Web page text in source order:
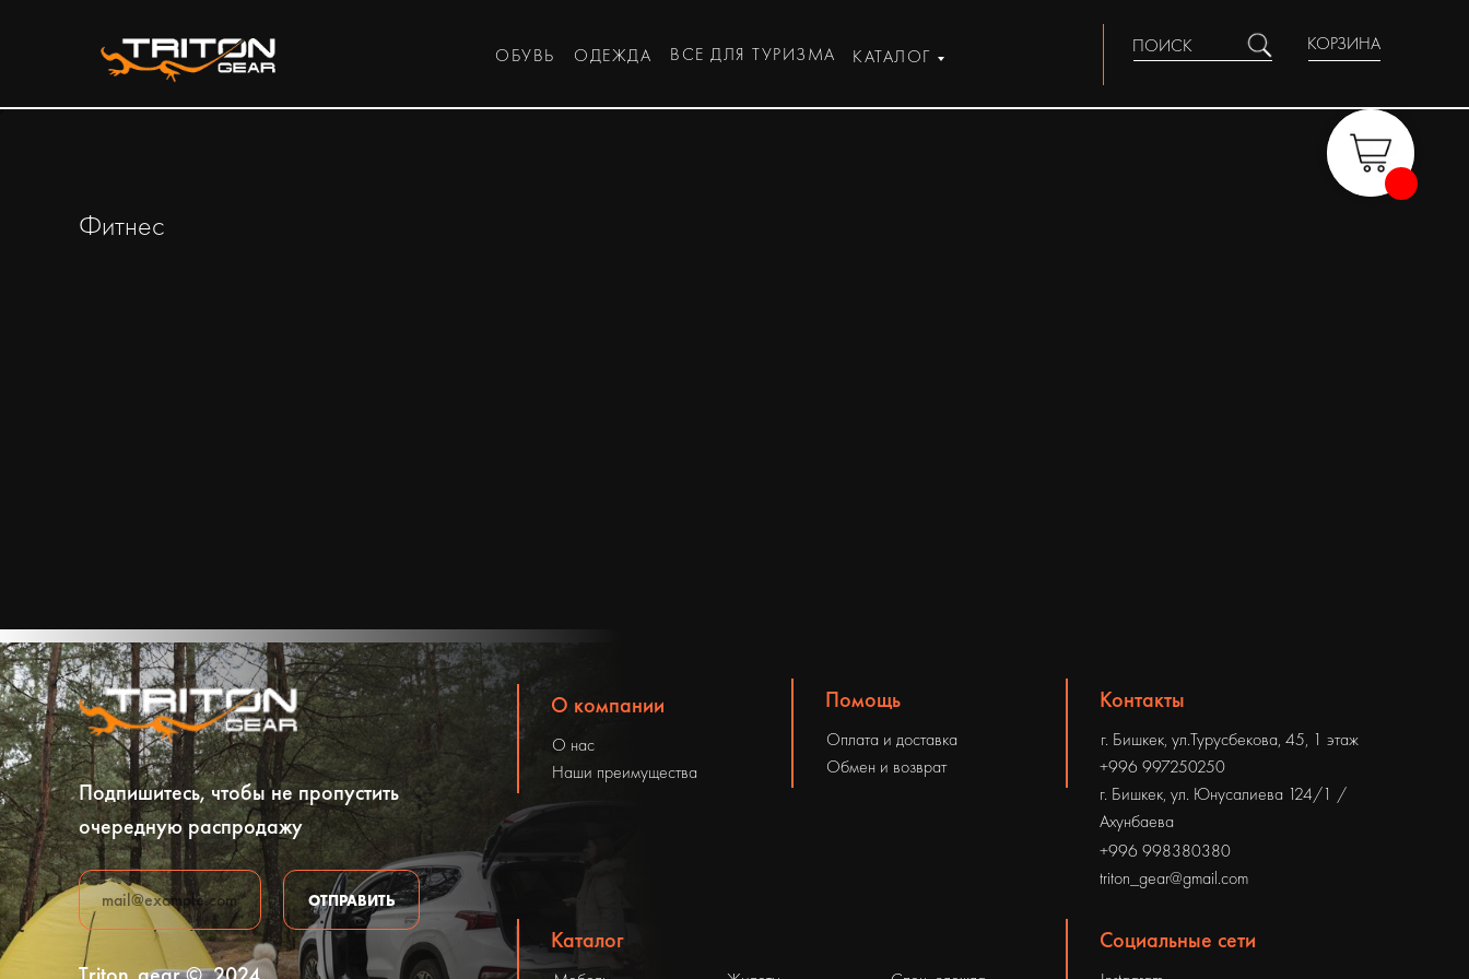
/*
ПОИСК
ОБУВЬ ОДЕЖДА ВСЕ ДЛЯ ТУРИЗМА КАТАЛОГ
КОРЗИНА
ВЕСЬ ТОВАР
Фитнес
Подпишитесь, чтобы не пропустить
очередную распродажу
ОТПРАВИТЬ
О компании
О нас
Наши преимущества
Помощь
Оплата и доставка
Обмен и возврат
Контакты
г. Бишкек, ул.Турусбекова, 45, 1 этаж
г. Бишкек, ул. Юнусалиева 124/1 /
Ахунбаева
+996 998380380
triton_gear@gmail.com
+996 997250250
Каталог Социальные сети